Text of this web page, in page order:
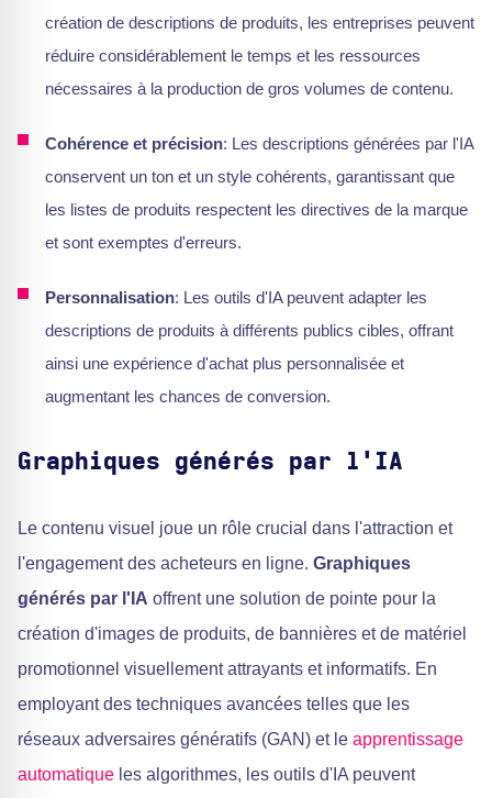
création de descriptions de produits, les entreprises peuvent
réduire considérablement le temps et les ressources
nécessaires à la production de gros volumes de contenu.
Cohérence et précision: Les descriptions générées par l'IA
conservent un ton et un style cohérents, garantissant que
les listes de produits respectent les directives de la marque
et sont exemptes d'erreurs.
Personnalisation: Les outils d'IA peuvent adapter les
descriptions de produits à différents publics cibles, offrant
ainsi une expérience d'achat plus personnalisée et
augmentant les chances de conversion.
Graphiques générés par l'IA
Le contenu visuel joue un rôle crucial dans l'attraction et
l'engagement des acheteurs en ligne. Graphiques
générés par l'IA offrent une solution de pointe pour la
création d'images de produits, de bannières et de matériel
promotionnel visuellement attrayants et informatifs. En
employant des techniques avancées telles que les
réseaux adversaires génératifs (GAN) et le apprentissage
automatique les algorithmes, les outils d'IA peuvent